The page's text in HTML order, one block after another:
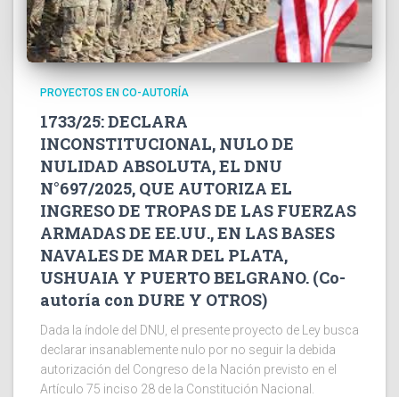
PROYECTOS EN CO-AUTORÍA
1733/25: DECLARA
INCONSTITUCIONAL, NULO DE
NULIDAD ABSOLUTA, EL DNU
N°697/2025, QUE AUTORIZA EL
INGRESO DE TROPAS DE LAS FUERZAS
ARMADAS DE EE.UU., EN LAS BASES
NAVALES DE MAR DEL PLATA,
USHUAIA Y PUERTO BELGRANO. (Co-
autoría con DURE Y OTROS)
Dada la índole del DNU, el presente proyecto de Ley busca
declarar insanablemente nulo por no seguir la debida
autorización del Congreso de la Nación previsto en el
Artículo 75 inciso 28 de la Constitución Nacional.